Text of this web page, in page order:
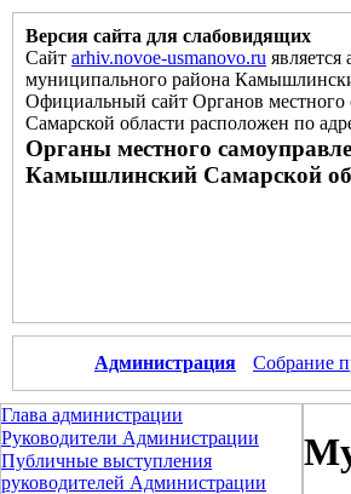
Версия сайта для слабовидящих
Сайт arhiv.novoe-usmanovo.ru
муниципального района
Официальный сайт Органов местного
Самарской области расположен по
Органы местного
Камышлинский Самарской
Администрация Собрание
Глава администрации
Руководители Администрации
Публичные выступления
руководителей Администрации